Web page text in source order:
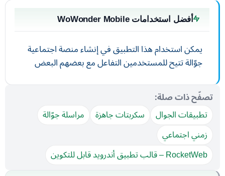
أفضل استخدامات WoWonder Mobile
يمكن استخدام هذا التطبيق في إنشاء منصة اجتماعية
جوّالة تتيح للمستخدمين التفاعل مع بعضهم البعض
تصفّح ذات صلة:
تطبيقات الجوال
سكربتات جاهزة
مراسلة جوّالة
زمني اجتماعي
RocketWeb – قالب تطبيق أندرويد قابل للتكوين